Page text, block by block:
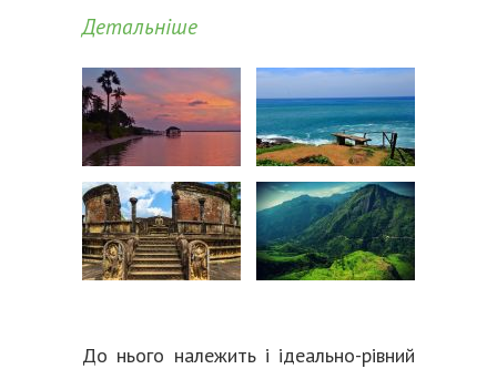
Детальніше
До нього належить і ідеально-рівний